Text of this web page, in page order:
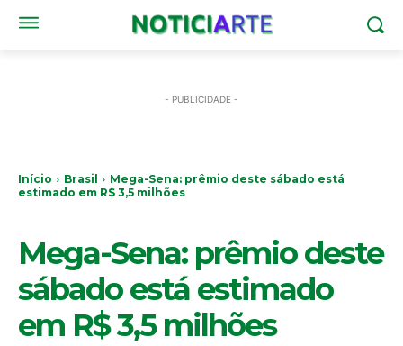
- PUBLICIDADE -
Início Brasil
Mega-Sena: prêmio deste sábado está
estimado em R$ 3,5 milhões
Mega-Sena: prêmio deste
sábado está estimado
em R$ 3,5 milhões